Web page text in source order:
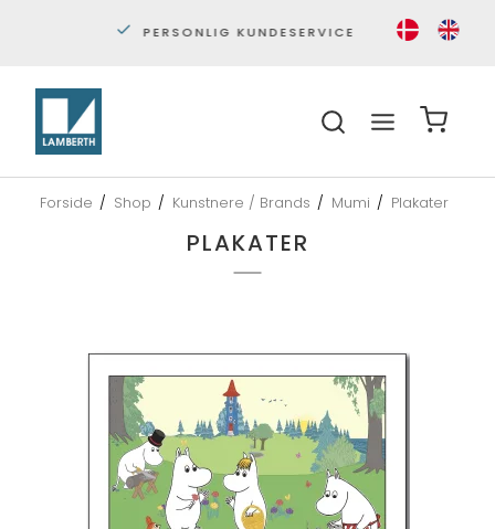
PERSONLIG KUNDESERVICE
Forside / Shop / Kunstnere / Brands / Mumi / Plakater
PLAKATER